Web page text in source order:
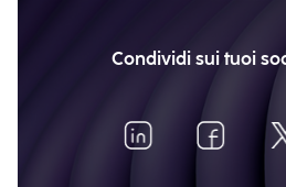
Condividi sui tuoi